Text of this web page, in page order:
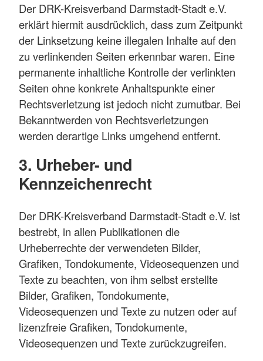
Der DRK-Kreisverband Darmstadt-Stadt e.V.
erklärt hiermit ausdrücklich, dass zum Zeitpunkt
der Linksetzung keine illegalen Inhalte auf den
zu verlinkenden Seiten erkennbar waren. Eine
permanente inhaltliche Kontrolle der verlinkten
Seiten ohne konkrete Anhaltspunkte einer
Rechtsverletzung ist jedoch nicht zumutbar. Bei
Bekanntwerden von Rechtsverletzungen
werden derartige Links umgehend entfernt.
3. Urheber- und
Kennzeichenrecht
Der DRK-Kreisverband Darmstadt-Stadt e.V. ist
bestrebt, in allen Publikationen die
Urheberrechte der verwendeten Bilder,
Grafiken, Tondokumente, Videosequenzen und
Texte zu beachten, von ihm selbst erstellte
Bilder, Grafiken, Tondokumente,
Videosequenzen und Texte zu nutzen oder auf
lizenzfreie Grafiken, Tondokumente,
Videosequenzen und Texte zurückzugreifen.